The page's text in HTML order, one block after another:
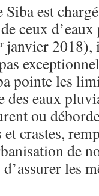
est
ceux
janvier 2018),
pointe les
eaux
ou
crastes,
de
les